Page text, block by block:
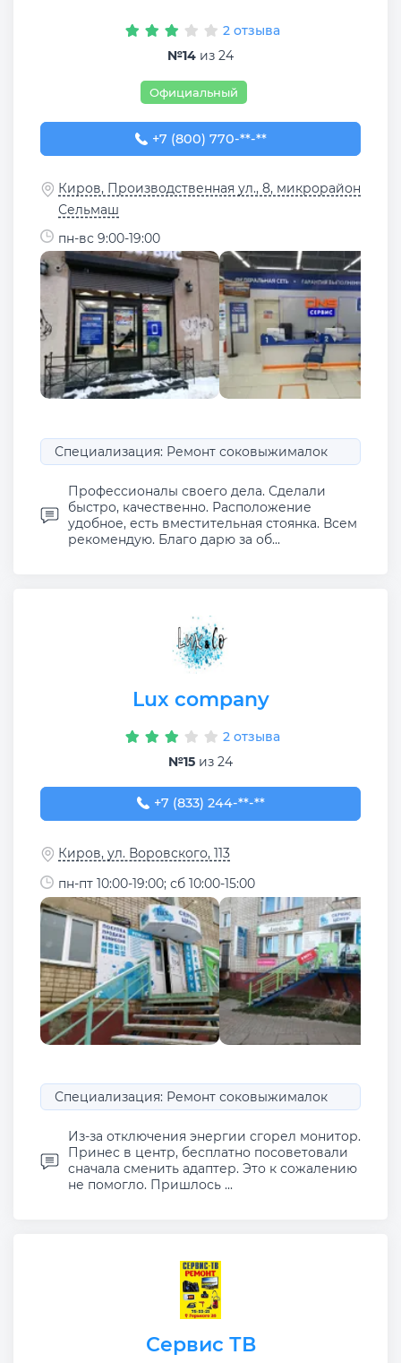
2 отзыва
№14 из 24
Официальный
+7 (800) 770-78-88
+7 (800) 770-**-**
Киров, Производственная ул., 8, микрорайон
Сельмаш
пн-вс 9:00-19:00
Специализация: Ремонт соковыжималок
Профессионалы своего дела. Сделали
быстро, качественно. Расположение
удобное, есть вместительная стоянка. Всем
рекомендую. Благо дарю за об...
Lux company
2 отзыва
№15 из 24
+7 (833) 244-78-70
+7 (833) 244-**-**
Киров, ул. Воровского, 113
пн-пт 10:00-19:00; сб 10:00-15:00
Специализация: Ремонт соковыжималок
Из-за отключения энергии сгорел монитор.
Принес в центр, бесплатно посоветовали
сначала сменить адаптер. Это к сожалению
не помогло. Пришлось ...
Сервис ТВ